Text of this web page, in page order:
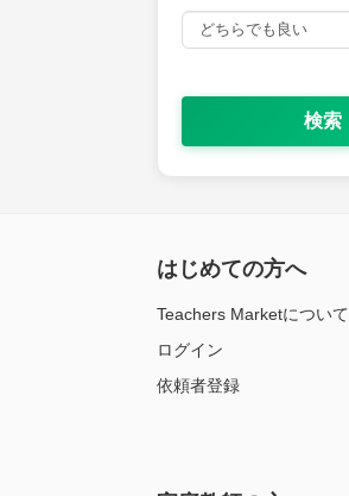
検索
はじめての方へ
Teachers Marketについて
ログイン
依頼者登録